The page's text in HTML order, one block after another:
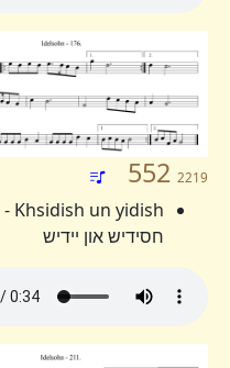
552 2219
Khsidish un yidish -
חסידיש און יידיש